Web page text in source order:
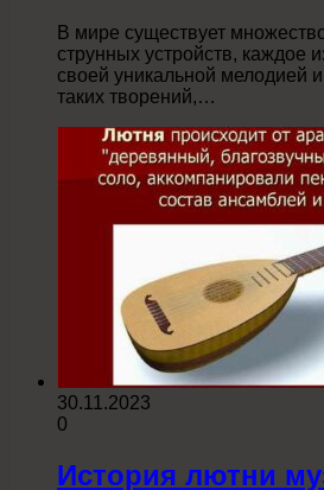
В мире существует
струнных устройств, каждое
своей уникальной мелодией
таких творений,…
30.11.2023
0
История лютни